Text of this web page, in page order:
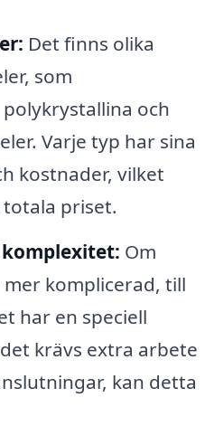
Det finns olika
som
och
Varje typ har sina
kostnader, vilket
priset.
Om
komplicerad, till
har en speciell
krävs extra arbete
kan detta